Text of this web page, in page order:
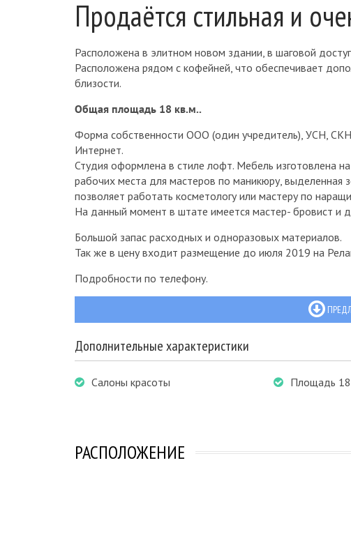
Продаётся стильная и
Расположена в элитном новом здании, в шаговой
Расположена рядом с кофейней, что обеспечивает
близости.
Общая площадь 18 кв.м..
Форма собственности ООО (один учредитель), УСН,
Интернет.
Студия оформлена в стиле лофт. Мебель изготовлена
рабочих места для мастеров по маникюру,
позволяет работать косметологу или мастеру по
На данный момент в штате имеется мастер- бровист и
Большой запас расходных и одноразовых материалов.
Так же в цену входит размещение до июля 2019 на
Подробности по телефону.
Дополнительные характеристики
Салоны красоты Площадь
РАСПОЛОЖЕНИЕ